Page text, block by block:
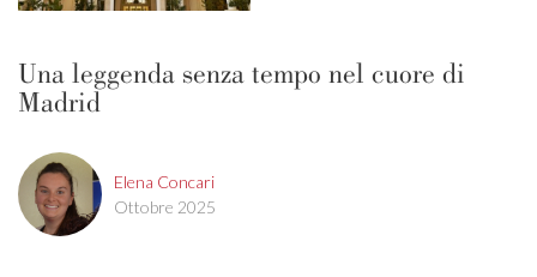
Una leggenda senza tempo nel cuore di
Madrid
Elena Concari
Ottobre 2025